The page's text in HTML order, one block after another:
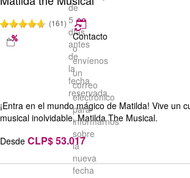
de
5
días
antes
de
la
fecha
reservada.
(161)
Contacto
o
envíenos
un
correo
electrónico
para
informarnos
sobre
la
nueva
fecha
¡Entra en el mundo mágico de Matilda! Vive un
musical inolvidable, Matilda The Musical.
Desde CLP$ 53.017